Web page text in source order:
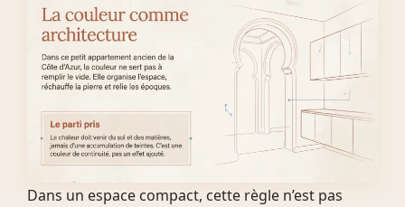
Dans un espace compact, cette règle n’est pas